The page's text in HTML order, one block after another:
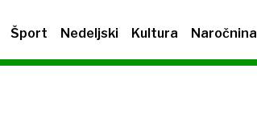
Šport Nedeljski Kultura Naročnina